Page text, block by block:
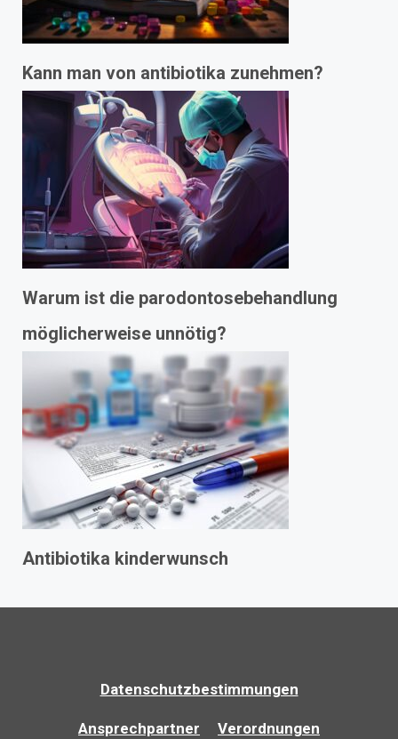
Kann man von antibiotika zunehmen?
Warum ist die parodontosebehandlung
möglicherweise unnötig?
Antibiotika kinderwunsch
Datenschutzbestimmungen
Ansprechpartner Verordnungen